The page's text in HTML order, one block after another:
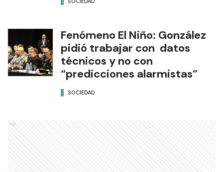
Fenómeno El Niño: González
pidió trabajar con datos
técnicos y no con
“predicciones alarmistas”
SOCIEDAD
Ads